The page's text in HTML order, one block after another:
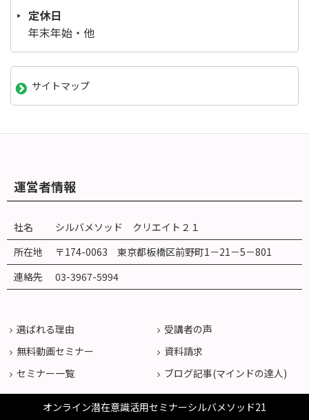
定休日
年末年始・他
サイトマップ
運営者情報
社名
シルバメソッド クリエイト２１
所在地
〒174-0063 東京都板橋区前野町1 －21 －5－801
連絡先
03-3967-5994
選ばれる理由
受講者の声
無料動画セミナー
資料請求
セミナー一覧
ブログ記事(マインドの達人)
オンライン潜在意識活用セミナーシルバメソッド21